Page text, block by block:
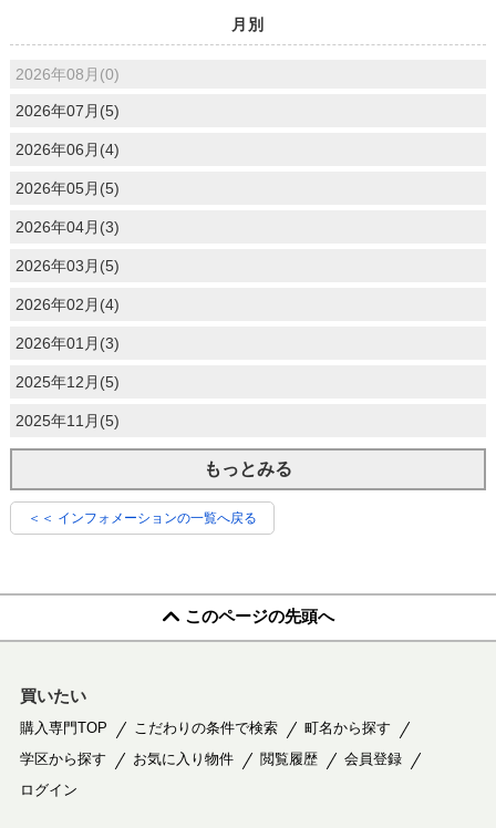
月別
2026年08月(0)
2026年07月(5)
2026年06月(4)
2026年05月(5)
2026年04月(3)
2026年03月(5)
2026年02月(4)
2026年01月(3)
2025年12月(5)
2025年11月(5)
もっとみる
＜＜ インフォメーションの一覧へ戻る
このページの先頭へ
買いたい
購入専門TOP こだわりの条件で検索
町名から探す
学区から探す
お気に入り物件 閲覧履歴
会員登録
ログイン